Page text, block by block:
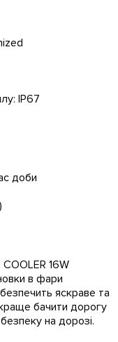
IP67
доби
16W
в фари
яскраве та
бачити дорогу
на дорозі.